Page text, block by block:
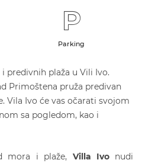
Parking
predivnih plaža u Vili Ivo.
Primoštena pruža predivan
Vila Ivo će vas očarati svojom
sa pogledom, kao i
mora i plaže, Villa Ivonudi